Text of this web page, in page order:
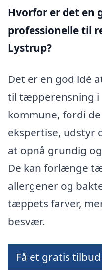
Hvorfor er det en
professionelle til
Lystrup?
Det er en god idé
til tæpperensning i
kommune, fordi
ekspertise, udstyr
at opnå grundig
De kan forlænge
allergener og
tæppets farver,
besvær.
Få et gratis